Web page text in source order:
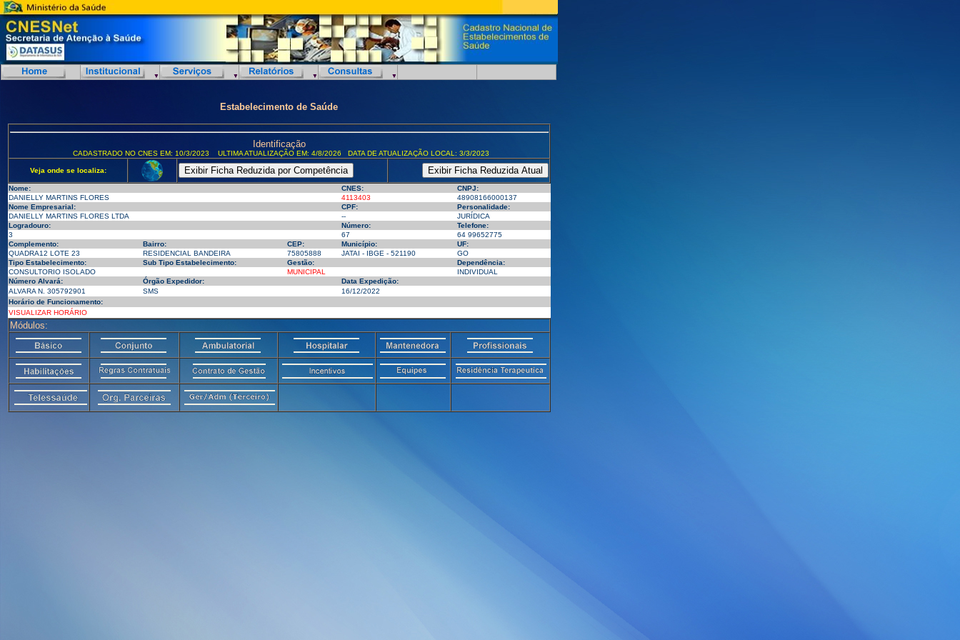
Estabelecimento de Saúde
Identificação
CADASTRADO NO CNES EM: 10/3/2023 ULTIMA ATUALIZAÇÃO EM: 4/8/2026 DATA DE ATUALIZAÇÃO LOCAL: 3/3/2023
Veja onde se localiza:
Nome: CNES:
CNPJ:
DANIELLY MARTINS FLORES
4113403
48908166000137
Nome Empresarial:
CPF:
Personalidade:
DANIELLY MARTINS FLORES LTDA
--
JURÍDICA
Logradouro:
Número:
Telefone:
3
67
64 99652775
Complemento:
Bairro: CEP: Município:
UF:
QUADRA12 LOTE 23
RESIDENCIAL BANDEIRA 75805888 JATAI - IBGE - 521190
GO
Tipo Estabelecimento:
Sub Tipo Estabelecimento: Gestão:
Dependência:
CONSULTORIO ISOLADO
MUNICIPAL
INDIVIDUAL
Número Alvará:
Órgão Expedidor:
Data Expedição:
ALVARA N. 305792901
SMS
16/12/2022
Horário de Funcionamento:
VISUALIZAR HORÁRIO
Módulos: